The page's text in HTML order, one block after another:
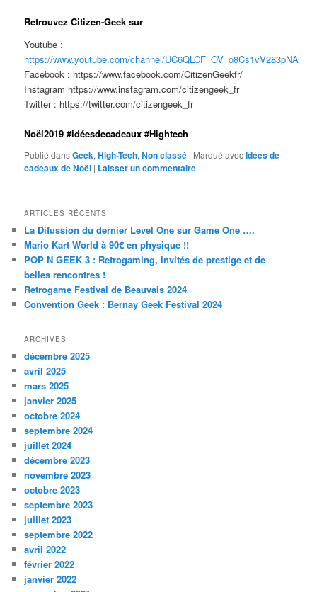
Retrouvez Citizen-Geek sur
Youtube :
https://www.youtube.com/channel/UC6QLCF_OV_o8Cs1vV283pNA
Facebook : https://www.facebook.com/CitizenGeekfr/
Instagram https://www.instagram.com/citizengeek_fr
Twitter : https://twitter.com/citizengeek_fr
Noël2019 #idéesdecadeaux #Hightech
Publié dansGeek,High-Tech,Non classé | Marqué avecIdées de
cadeaux de Noël | Laisser un commentaire
ARTICLES RÉCENTS
La Difussion du dernier Level One sur Game One ….
Mario Kart World à 90€ en physique !!
POP N GEEK 3 : Retrogaming, invités de prestige et de
belles rencontres !
Retrogame Festival de Beauvais 2024
Convention Geek : Bernay Geek Festival 2024
ARCHIVES
décembre 2025
avril 2025
mars 2025
janvier 2025
octobre 2024
septembre 2024
juillet 2024
décembre 2023
novembre 2023
octobre 2023
septembre 2023
juillet 2023
septembre 2022
avril 2022
février 2022
janvier 2022